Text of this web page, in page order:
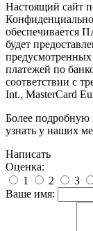
Настоящий сайт
будет
платежей по
соответствии с
Int., MasterCard
Более
узнать у наших
Написать
Оценка:
1
2 3
Ваше имя: